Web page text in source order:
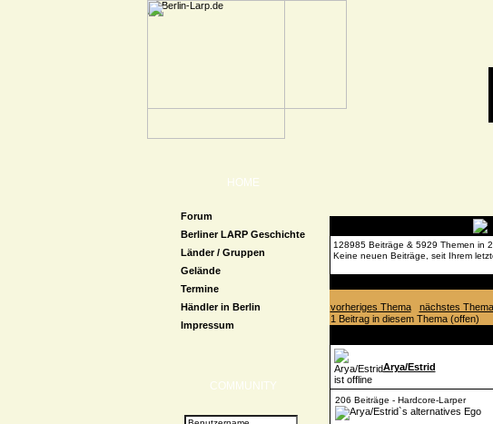
HOME
Forum
Berliner LARP Geschichte
Länder / Gruppen
Gelände
Termine
Händler in Berlin
Impressum
COMMUNITY
128985 Beiträge & 5929 Themen in
Keine neuen Beiträge, seit Ihrem
vorheriges Thema
nächstes Thema
1 Beitrag in diesem Thema (offen)
Arya/Estrid
206 Beiträge - Hardcore-Larper